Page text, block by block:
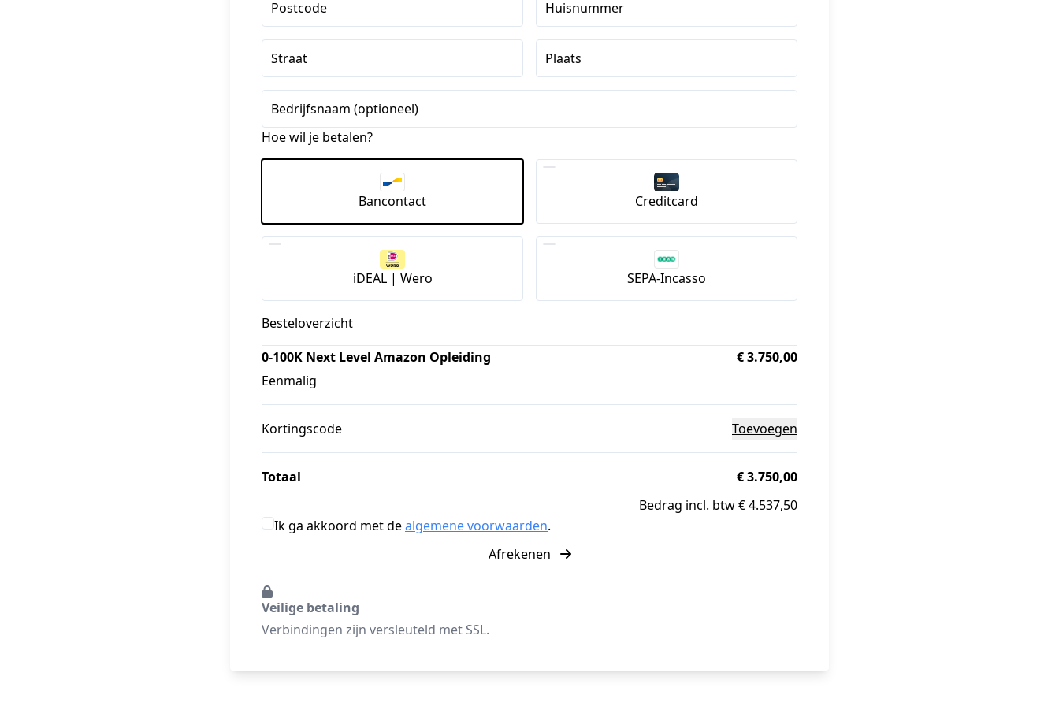
Postcode Huisnummer
Straat Plaats
Bedrijfsnaam (optioneel)
Hoe wil je betalen?
Bancontact Creditcard
iDEAL | Wero SEPA-Incasso
Besteloverzicht
0-100K Next Level Amazon Opleiding
Eenmalig
€ 3.750,00
Kortingscode Toevoegen
Totaal
€ 3.750,00
Bedrag incl. btw € 4.537,50
Ik ga akkoord met dealgemene voorwaarden.
Afrekenen
Veilige betaling
Verbindingen zijn versleuteld met SSL.